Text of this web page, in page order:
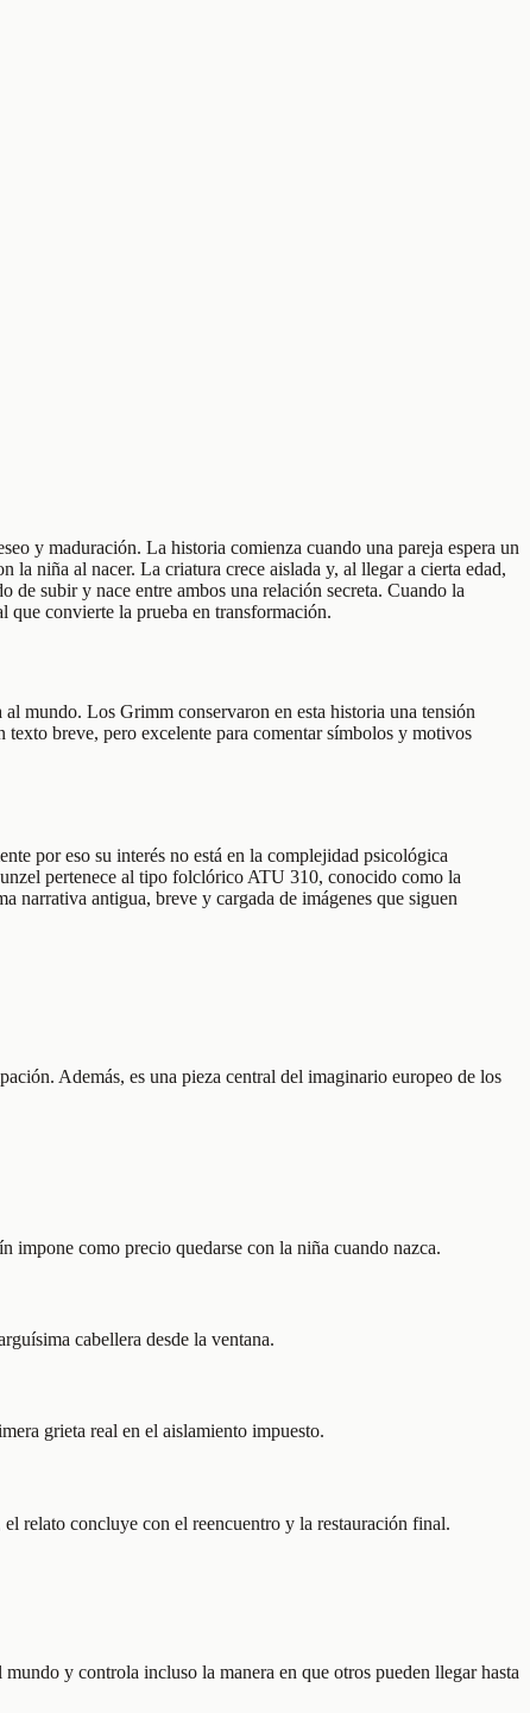
y maduración. La historia comienza cuando una pareja espera un
la niña al nacer. La criatura crece aislada y, al llegar a cierta edad,
de subir y nace entre ambos una relación secreta. Cuando la
que convierte la prueba en transformación.
mundo. Los Grimm conservaron en esta historia una tensión
breve, pero excelente para comentar símbolos y motivos
por eso su interés no está en la complejidad psicológica
pertenece al tipo folclórico ATU 310, conocido como la
narrativa antigua, breve y cargada de imágenes que siguen
Además, es una pieza central del imaginario europeo de los
impone como precio quedarse con la niña cuando nazca.
cabellera desde la ventana.
grieta real en el aislamiento impuesto.
relato concluye con el reencuentro y la restauración final.
y controla incluso la manera en que otros pueden llegar hasta